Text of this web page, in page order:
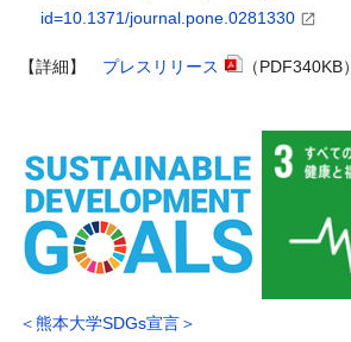
id=10.1371/journal.pone.0281330
【詳細】 プレスリリース （PDF340KB）
＜熊本大学SDGs宣言＞